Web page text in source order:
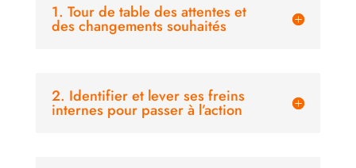
1. Tour de table des attentes et
des changements souhaités
2. Identifier et lever ses freins
internes pour passer à l’action